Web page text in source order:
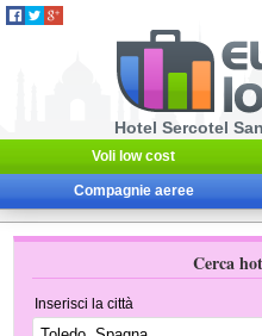
Hotel Sercotel
Voli low cost
Compagnie aeree
Cerca
Inserisci la città